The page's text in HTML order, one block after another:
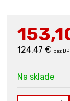
124,47 € bez
Na sklade